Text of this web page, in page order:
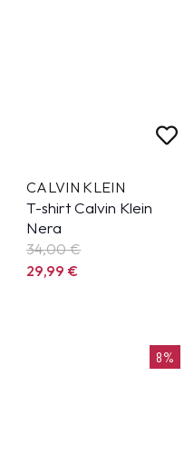
CALVIN KLEIN
T-shirt Calvin Klein
Nera
34,00 €
29,99€
8%